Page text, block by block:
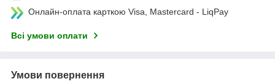
Онлайн-оплата карткою Visa, Mastercard - LiqPay
Всі умови оплати
Умови повернення